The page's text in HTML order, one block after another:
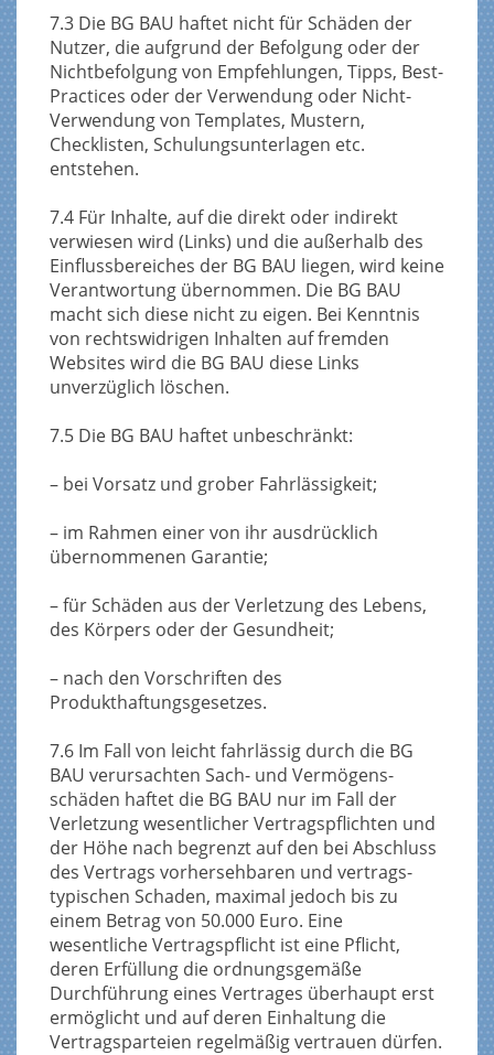
7.3 Die BG BAU haftet nicht für Schäden der
Nutzer, die aufgrund der Befolgung oder der
Nichtbefolgung von Empfehlungen, Tipps, Best-
Practices oder der Verwendung oder Nicht-
Verwendung von Templates, Mustern,
Checklisten, Schulungsunterlagen etc.
entstehen.
7.4 Für Inhalte, auf die direkt oder indirekt
verwiesen wird (Links) und die außerhalb des
Einflussbereiches der BG BAU liegen, wird keine
Verantwortung übernommen. Die BG BAU
macht sich diese nicht zu eigen. Bei Kenntnis
von rechtswidrigen Inhalten auf fremden
Websites wird die BG BAU diese Links
unverzüglich löschen.
7.5 Die BG BAU haftet unbeschränkt:
– bei Vorsatz und grober Fahrlässigkeit;
– im Rahmen einer von ihr ausdrücklich
übernommenen Garantie;
– für Schäden aus der Verletzung des Lebens,
des Körpers oder der Gesundheit;
– nach den Vorschriften des
Produkthaftungsgesetzes.
7.6 Im Fall von leicht fahrlässig durch die BG
BAU verursachten Sach- und Vermögens-
schäden haftet die BG BAU nur im Fall der
Verletzung wesentlicher Vertragspflichten und
der Höhe nach begrenzt auf den bei Abschluss
des Vertrags vorhersehbaren und vertrags-
typischen Schaden, maximal jedoch bis zu
einem Betrag von 50.000 Euro. Eine
wesentliche Vertragspflicht ist eine Pflicht,
deren Erfüllung die ordnungsgemäße
Durchführung eines Vertrages überhaupt erst
ermöglicht und auf deren Einhaltung die
Vertragsparteien regelmäßig vertrauen dürfen.